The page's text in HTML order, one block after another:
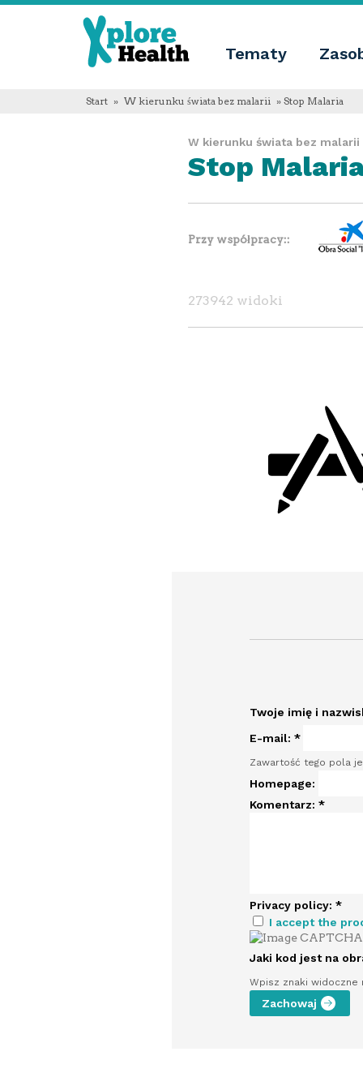
Xplore
Health
Tematy
Xplore
o
nas
Educational
Blog
English
Català
Start » W kierunku świata bez malarii » Stop Malaria
W kierunku świata bez malarii
Stop
Przy współpracy:
273942 widoki
Twoje imię i
E-mail: *
Zawartość tego pola
Homepage:
Komentarz: *
Privacy policy: *
I accept the
Jaki kod jest na
Wpisz znaki widoczne